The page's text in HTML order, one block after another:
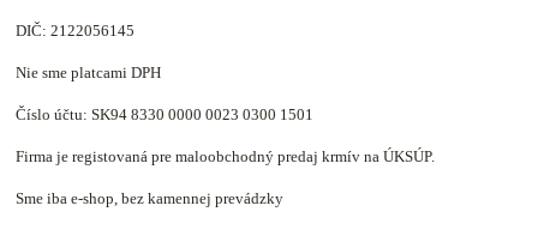
DIČ: 2122056145
Nie sme platcami DPH
Číslo účtu: SK94 8330 0000 0023 0300 1501
Firma je registovaná pre maloobchodný predaj krmív na ÚKSÚP.
Sme iba e-shop, bez kamennej prevádzky